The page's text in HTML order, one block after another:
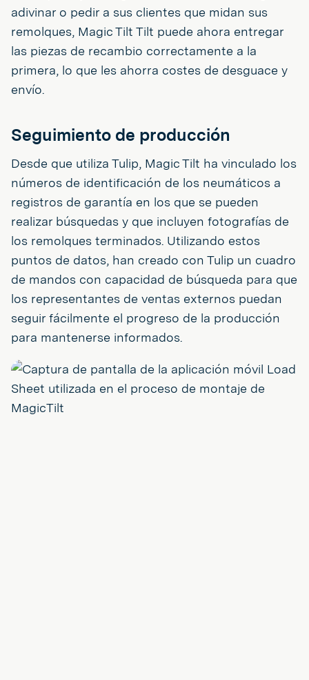
adivinar o pedir a sus clientes que midan sus
remolques, Magic Tilt Tilt puede ahora entregar
las piezas de recambio correctamente a la
primera, lo que les ahorra costes de desguace y
envío.
Seguimiento de producción
Desde que utiliza Tulip, Magic Tilt ha vinculado los
números de identificación de los neumáticos a
registros de garantía en los que se pueden
realizar búsquedas y que incluyen fotografías de
los remolques terminados. Utilizando estos
puntos de datos, han creado con Tulip un cuadro
de mandos con capacidad de búsqueda para que
los representantes de ventas externos puedan
seguir fácilmente el progreso de la producción
para mantenerse informados.